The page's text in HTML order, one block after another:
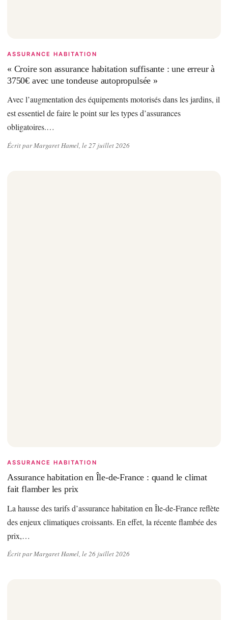
ASSURANCE HABITATION
« Croire son assurance habitation suffisante : une erreur à
3750€ avec une tondeuse autopropulsée »
Avec l’augmentation des équipements motorisés dans les jardins, il
est essentiel de faire le point sur les types d’assurances
obligatoires.…
Écrit par Margaret Hamel, le 27 juillet 2026
ASSURANCE HABITATION
Assurance habitation en Île-de-France : quand le climat
fait flamber les prix
La hausse des tarifs d’assurance habitation en Île-de-France reflète
des enjeux climatiques croissants. En effet, la récente flambée des
prix,…
Écrit par Margaret Hamel, le 26 juillet 2026